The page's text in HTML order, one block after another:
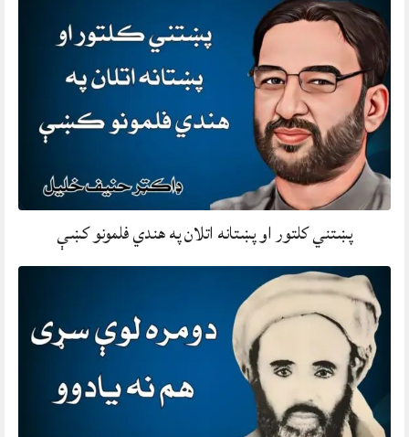
پښتني کلتور او پښتانه اتلان په هندي فلمونو کښې